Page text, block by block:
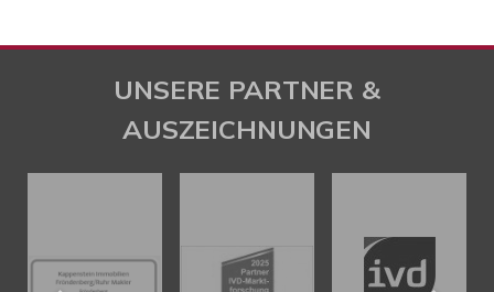
UNSERE PARTNER &
AUSZEICHNUNGEN